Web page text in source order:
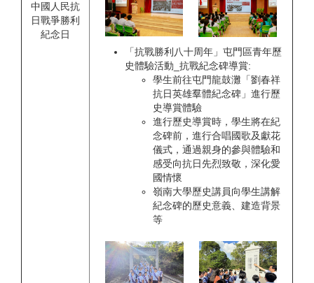
中國人民抗
日戰爭勝利
紀念日
「抗戰勝利八十周年」屯門區青年歷
史體驗活動_抗戰紀念碑導賞:
學生前往屯門龍鼓灘「劉春祥
抗日英雄羣體紀念碑」進行歷
史導賞體驗
進行歷史導賞時，學生將在紀
念碑前，進行合唱國歌及獻花
儀式，通過親身的參與體驗和
感受向抗日先烈致敬，深化愛
國情懷
嶺南大學歷史講員向學生講解
紀念碑的歷史意義、建造背景
等